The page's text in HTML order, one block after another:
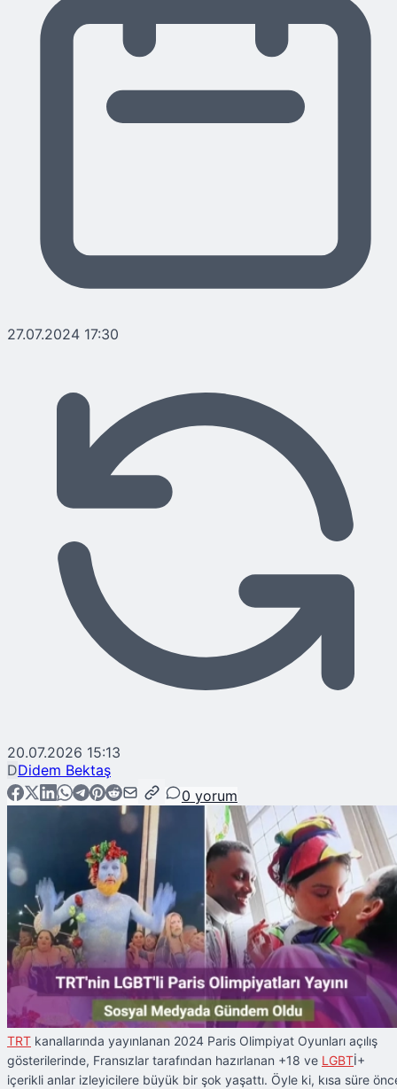
27.07.2024 17:30
20.07.2026 15:13
DDidem Bektaş
0 yorum
TRT kanallarında yayınlanan 2024 Paris Olimpiyat Oyunları açılış
gösterilerinde, Fransızlar tarafından hazırlanan +18 ve LGBTİ+
içerikli anlar izleyicilere büyük bir şok yaşattı. Öyle ki, kısa süre